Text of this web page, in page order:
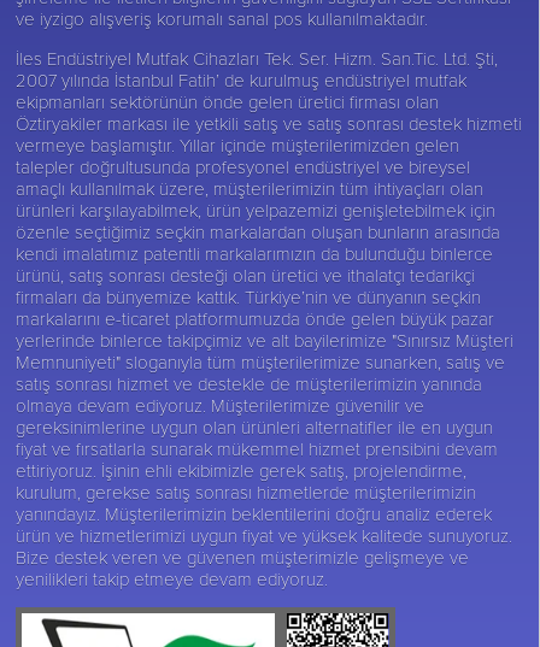
ve iyzigo alışveriş korumalı sanal pos kullanılmaktadır.
İles Endüstriyel Mutfak Cihazları Tek. Ser. Hizm. San.Tic. Ltd. Şti,
2007 yılında İstanbul Fatih’ de kurulmuş endüstriyel mutfak
ekipmanları sektörünün önde gelen üretici firması olan
Öztiryakiler markası ile yetkili satış ve satış sonrası destek hizmeti
vermeye başlamıştır. Yıllar içinde müşterilerimizden gelen
talepler doğrultusunda profesyonel endüstriyel ve bireysel
amaçlı kullanılmak üzere, müşterilerimizin tüm ihtiyaçları olan
ürünleri karşılayabilmek, ürün yelpazemizi genişletebilmek için
özenle seçtiğimiz seçkin markalardan oluşan bunların arasında
kendi imalatımız patentli markalarımızın da bulunduğu binlerce
ürünü, satış sonrası desteği olan üretici ve ithalatçı tedarikçi
firmaları da bünyemize kattık. Türkiye’nin ve dünyanın seçkin
markalarını e-ticaret platformumuzda önde gelen büyük pazar
yerlerinde binlerce takipçimiz ve alt bayilerimize "Sınırsız Müşteri
Memnuniyeti" sloganıyla tüm müşterilerimize sunarken, satış ve
satış sonrası hizmet ve destekle de müşterilerimizin yanında
olmaya devam ediyoruz. Müşterilerimize güvenilir ve
gereksinimlerine uygun olan ürünleri alternatifler ile en uygun
fiyat ve fırsatlarla sunarak mükemmel hizmet prensibini devam
ettiriyoruz. İşinin ehli ekibimizle gerek satış, projelendirme,
kurulum, gerekse satış sonrası hizmetlerde müşterilerimizin
yanındayız. Müşterilerimizin beklentilerini doğru analiz ederek
ürün ve hizmetlerimizi uygun fiyat ve yüksek kalitede sunuyoruz.
Bize destek veren ve güvenen müşterimizle gelişmeye ve
yenilikleri takip etmeye devam ediyoruz.